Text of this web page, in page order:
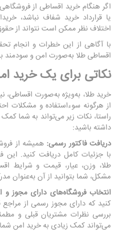
اگر هنگام خرید اقساطی از
یا قرارداد خرید شفاف نباشد،
اختلاف نظر ممکن است نتواند از
با آگاهی از این خطرات و انجام
اقساطی طلا به‌صورت امن و سودمند
نکاتی برای یک خرید
خرید طلا، به‌ویژه به‌صورت اقساطی،
از هرگونه سوءاستفاده و مشکلات
راستا، نکات زیر می‌تواند به شما
داشته باشید:
دریافت فاکتور رسمی: همیشه از
با جزئیات کامل دریافت کنید.
طلا، وزن، عیار، قیمت و شرایط
مشکل، شما بتوانید از آن به‌عنوان
انتخاب فروشگاه‌های دارای مجوز و
کنید که دارای مجوز رسمی از مراجع
بررسی نظرات مشتریان قبلی و
می‌تواند کمک زیادی به خرید امن